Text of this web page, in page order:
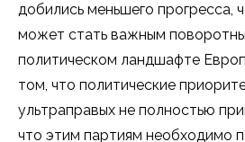
добились меньшего прогресса,
может стать важным
политическом ландшафте
том, что политические
ультраправых не полностью
что этим партиям необходимо